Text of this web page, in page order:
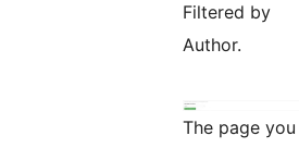
Filtered by
Author.
The page you